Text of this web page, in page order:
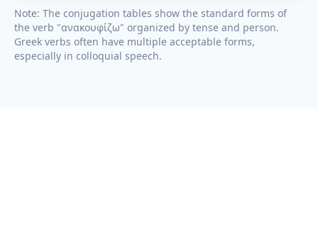
Note: The conjugation tables show the standard forms of
the verb "ανακουφίζω" organized by tense and person.
Greek verbs often have multiple acceptable forms,
especially in colloquial speech.